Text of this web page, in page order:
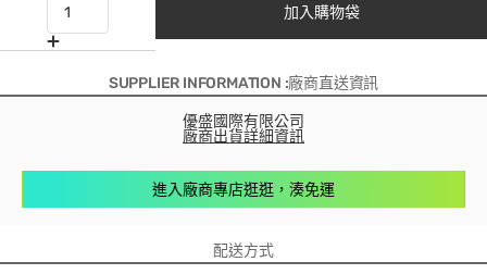
加入購物袋
SUPPLIER INFORMATION :廠商直送資訊
優盛國際有限公司
廠商出貨詳細資訊
進入廠商專店逛逛，湊免運
配送方式